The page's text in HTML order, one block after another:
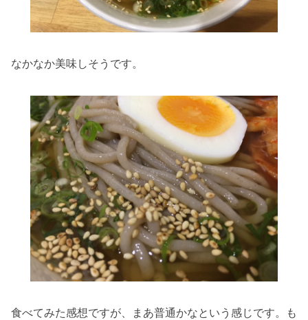
なかなか美味しそうです。
食べてみた感想ですが、まあ普通かなという感じです。も